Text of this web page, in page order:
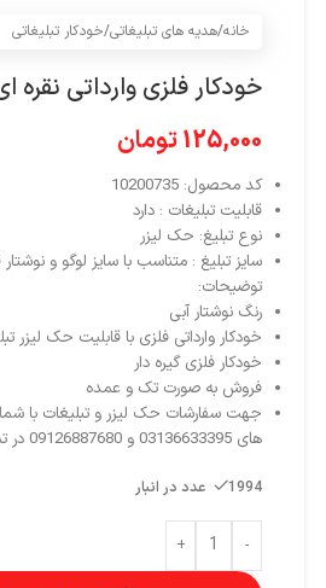
خانه/هدیه های تبلیغاتی/خودکار تبلیغاتی
خودکار فلزی وارداتی
125,000تومان
کد محصول: 10200735
قابلیت تبلیغات : دارد
نوع تبلیغ: حک لیزر
سایز تبلیغ : متناسب با سایز لوگو و نوشتار
توضیحات:
رنگ نوشتار آبی‌
خودکار وارداتی فلزی با قابلیت حک لیزر
خودکار فلزی گیره دار
فروش به صورت تک و عمده
جهت سفارشات حک لیزر و تبلیغات با
های 03136633395 و 09126887680در
1994 عدد در انبار
-
+